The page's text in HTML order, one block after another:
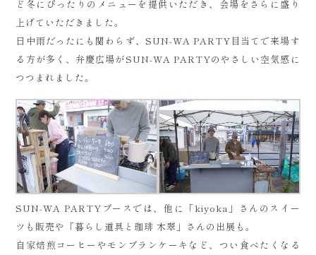
ど冬にぴったりのメニューを提供いただき、会場をさらに盛り
上げていただきました。
日中雨だったにも関わらず、SUN-WA PARTY目当てで来場す
る方が多く、弁慶広場がSUN-WA PARTYのやさしい空気感に
つつまれました。
SUN-WA PARTYブースでは、他に「kiyoka」さんのスイー
ツも販売や「暮らし道具と珈琲 木翠」さんの出展も。
自家焙煎コーヒーやモンブランケーキなど、つい食べたくなる